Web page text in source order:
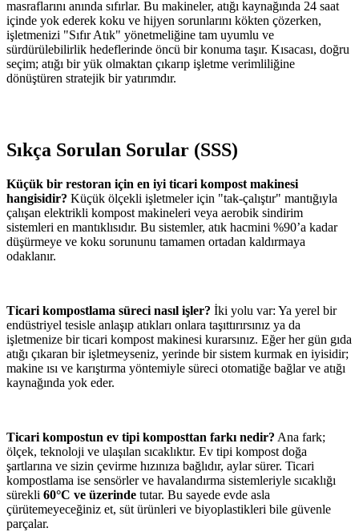
masraflarını anında sıfırlar. Bu makineler, atığı kaynağında 24 saat
içinde yok ederek koku ve hijyen sorunlarını kökten çözerken,
işletmenizi "Sıfır Atık" yönetmeliğine tam uyumlu ve
sürdürülebilirlik hedeflerinde öncü bir konuma taşır. Kısacası, doğru
seçim; atığı bir yük olmaktan çıkarıp işletme verimliliğine
dönüştüren stratejik bir yatırımdır.
Sıkça Sorulan Sorular (SSS)
Küçük bir restoran için en iyi ticari kompost makinesi
hangisidir? Küçük ölçekli işletmeler için "tak-çalıştır" mantığıyla
çalışan elektrikli kompost makineleri veya aerobik sindirim
sistemleri en mantıklısıdır. Bu sistemler, atık hacmini %90’a kadar
düşürmeye ve koku sorununu tamamen ortadan kaldırmaya
odaklanır.
Ticari kompostlama süreci nasıl işler? İki yolu var: Ya yerel bir
endüstriyel tesisle anlaşıp atıkları onlara taşıttırırsınız ya da
işletmenize bir ticari kompost makinesi kurarsınız. Eğer her gün gıda
atığı çıkaran bir işletmeyseniz, yerinde bir sistem kurmak en iyisidir;
makine ısı ve karıştırma yöntemiyle süreci otomatiğe bağlar ve atığı
kaynağında yok eder.
Ticari kompostun ev tipi komposttan farkı nedir? Ana fark;
ölçek, teknoloji ve ulaşılan sıcaklıktır. Ev tipi kompost doğa
şartlarına ve sizin çevirme hızınıza bağlıdır, aylar sürer. Ticari
kompostlama ise sensörler ve havalandırma sistemleriyle sıcaklığı
sürekli 60°C ve üzerinde tutar. Bu sayede evde asla
çürütemeyeceğiniz et, süt ürünleri ve biyoplastikleri bile güvenle
parçalar.